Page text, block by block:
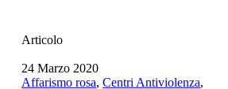
Articolo
24 Marzo 2020
Affarismo rosa,Centri Antiviolenza,